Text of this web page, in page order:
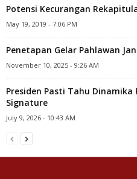
Potensi Kecurangan
May 19, 2019 - 7:06 PM
Penetapan Gelar Pahlawan
November 10, 2025 - 9:26 AM
Presiden Pasti Tahu Dinamika
Signature
July 9, 2026 - 10:43 AM